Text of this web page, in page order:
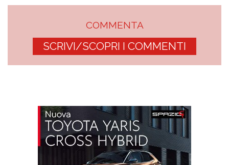
COMMENTA
SCRIVI/SCOPRI I COMMENTI